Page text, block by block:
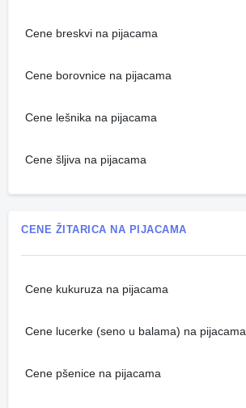
Cene breskvi na pijacama
Cene borovnice na pijacama
Cene lešnika na pijacama
Cene šljiva na pijacama
CENE ŽITARICA NA PIJACAMA
Cene kukuruza na pijacama
Cene lucerke (seno u balama) na pijacama
Cene pšenice na pijacama